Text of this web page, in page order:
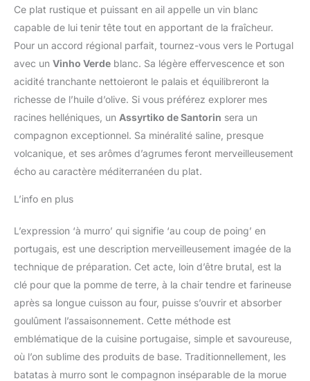
Ce plat rustique et puissant en ail appelle un vin blanc
capable de lui tenir tête tout en apportant de la fraîcheur.
Pour un accord régional parfait, tournez-vous vers le Portugal
avec un Vinho Verde blanc. Sa légère effervescence et son
acidité tranchante nettoieront le palais et équilibreront la
richesse de l’huile d’olive. Si vous préférez explorer mes
racines helléniques, un Assyrtiko de Santorin sera un
compagnon exceptionnel. Sa minéralité saline, presque
volcanique, et ses arômes d’agrumes feront merveilleusement
écho au caractère méditerranéen du plat.
L’info en plus
L’expression ‘à murro’ qui signifie ‘au coup de poing’ en
portugais, est une description merveilleusement imagée de la
technique de préparation. Cet acte, loin d’être brutal, est la
clé pour que la pomme de terre, à la chair tendre et farineuse
après sa longue cuisson au four, puisse s’ouvrir et absorber
goulûment l’assaisonnement. Cette méthode est
emblématique de la cuisine portugaise, simple et savoureuse,
où l’on sublime des produits de base. Traditionnellement, les
batatas à murro sont le compagnon inséparable de la morue